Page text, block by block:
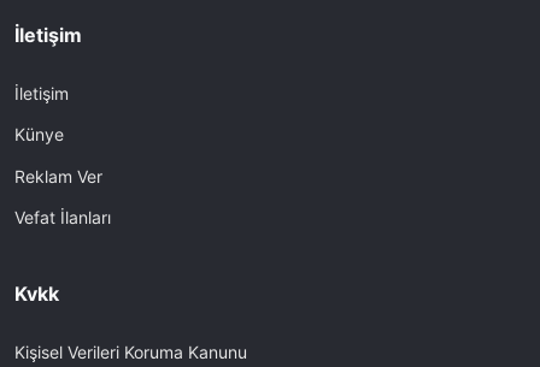
İletişim
İletişim
Künye
Reklam Ver
Vefat İlanları
Kvkk
Kişisel Verileri Koruma Kanunu